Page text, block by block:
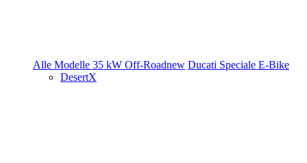
Alle Modelle 35 kW Off-Roadnew Ducati Speciale E-Bike
DesertX